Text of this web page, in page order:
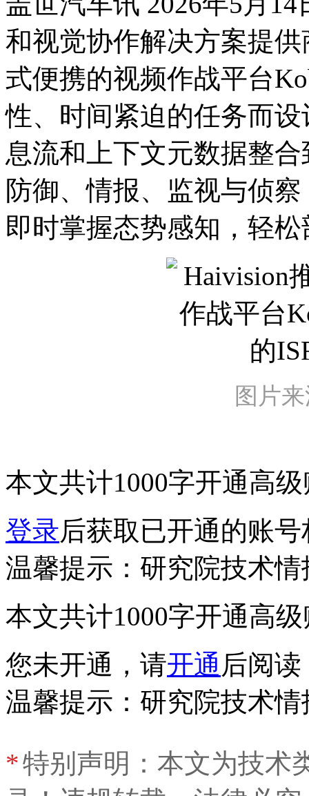
和视觉协作解决方案提
式便携的视频作战平台
性、时间紧迫的任务而
息流和上下文元数据整
防御、情报、监视与侦
即时掌握态势感知，轻
图片
本文共计1000字开通高
登录后获取已开通的账号
温馨提示：研究院技术
本文共计1000字开通高
您未开通，请开通 后阅读
温馨提示：研究院技术
*特别声明：本文为技术